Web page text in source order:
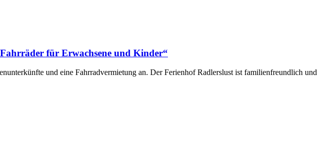
für Erwachsene und Kinder“
und eine Fahrradvermietung an. Der Ferienhof Radlerslust ist familienfreundlich und